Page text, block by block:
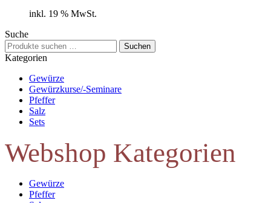
inkl. 19 % MwSt.
Suche
Suchen
nach:
Suchen
Kategorien
Gewürze
Gewürzkurse/-Seminare
Pfeffer
Salz
Sets
Webshop Kategorien
Gewürze
Pfeffer